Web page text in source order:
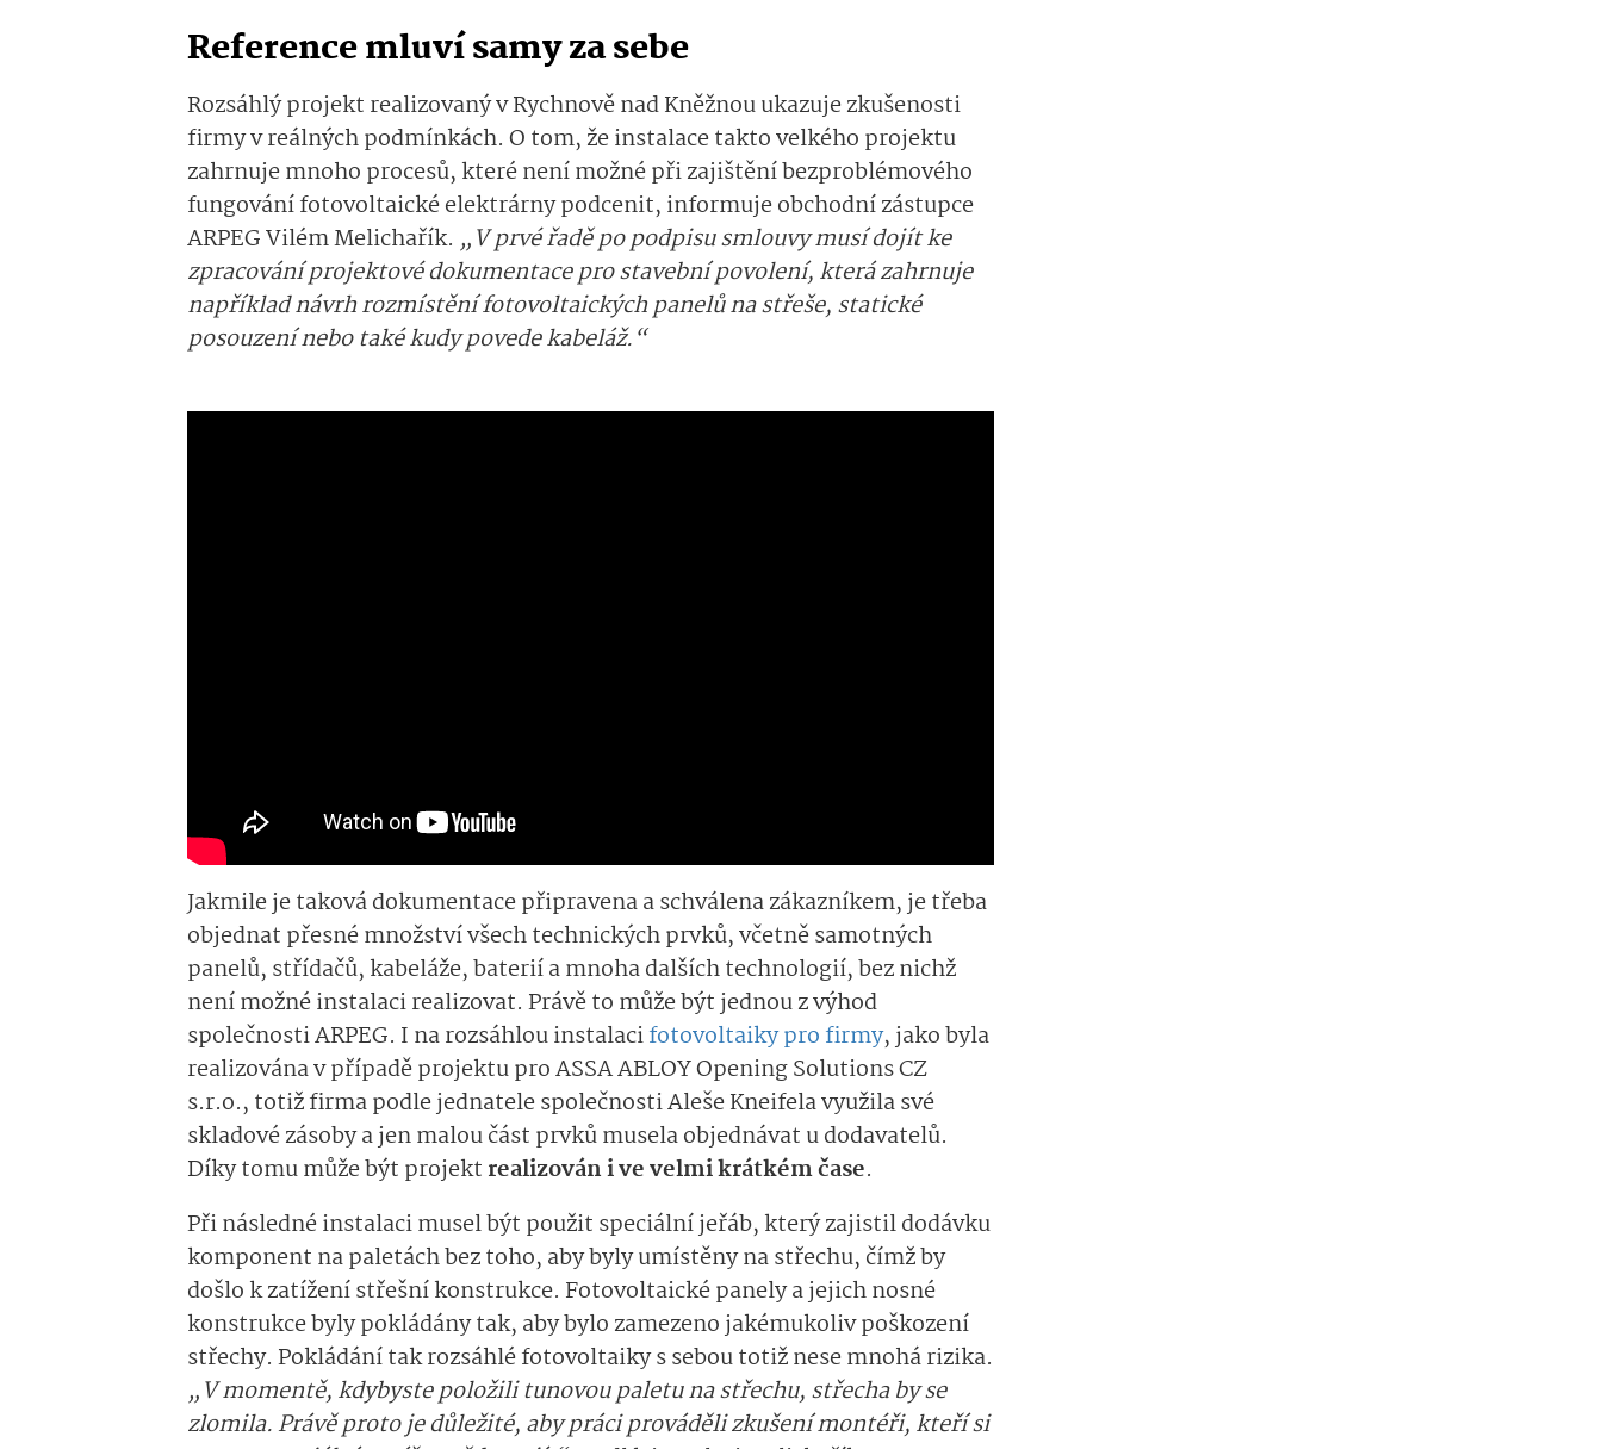
Reference mluví samy za sebe
Rozsáhlý projekt realizovaný v Rychnově nad Kněžnou ukazuje zkušenosti
firmy v reálných podmínkách. O tom, že instalace takto velkého projektu
zahrnuje mnoho procesů, které není možné při zajištění bezproblémového
fungování fotovoltaické elektrárny podcenit, informuje obchodní zástupce
ARPEG Vilém Melichařík. „V prvé řadě po podpisu smlouvy musí dojít ke
zpracování projektové dokumentace pro stavební povolení, která zahrnuje
například návrh rozmístění fotovoltaických panelů na střeše, statické
posouzení nebo také kudy povede kabeláž.“
Jakmile je taková dokumentace připravena a schválena zákazníkem, je třeba
objednat přesné množství všech technických prvků, včetně samotných
panelů, střídačů, kabeláže, baterií a mnoha dalších technologií, bez nichž
není možné instalaci realizovat. Právě to může být jednou z výhod
společnosti ARPEG. I na rozsáhlou instalacifotovoltaiky pro firmy, jako byla
realizována v případě projektu pro ASSA ABLOY Opening Solutions CZ
s.r.o., totiž firma podle jednatele společnosti Aleše Kneifela využila své
skladové zásoby a jen malou část prvků musela objednávat u dodavatelů.
Díky tomu může být projekt realizován i ve velmi krátkém čase.
Při následné instalaci musel být použit speciální jeřáb, který zajistil dodávku
komponent na paletách bez toho, aby byly umístěny na střechu, čímž by
došlo k zatížení střešní konstrukce. Fotovoltaické panely a jejich nosné
konstrukce byly pokládány tak, aby bylo zamezeno jakémukoliv poškození
střechy. Pokládání tak rozsáhlé fotovoltaiky s sebou totiž nese mnohá rizika.
„V momentě, kdybyste položili tunovou paletu na střechu, střecha by se
zlomila. Právě proto je důležité, aby práci prováděli zkušení montéři, kteří si